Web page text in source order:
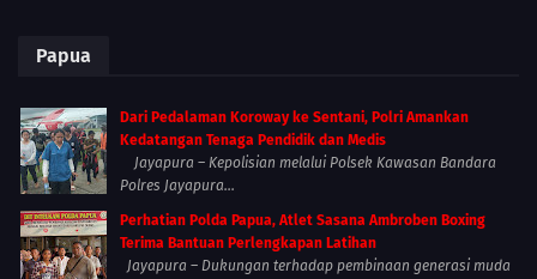
Papua
Dari Pedalaman Koroway ke Sentani, Polri Amankan
Kedatangan Tenaga Pendidik dan Medis
Jayapura – Kepolisian melalui Polsek Kawasan Bandara
Polres Jayapura...
Perhatian Polda Papua, Atlet Sasana Ambroben Boxing
Terima Bantuan Perlengkapan Latihan
Jayapura – Dukungan terhadap pembinaan generasi muda